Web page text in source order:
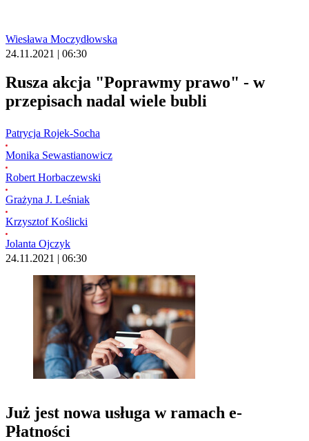
Wiesława Moczydłowska
24.11.2021 | 06:30
Rusza akcja "Poprawmy prawo" - w
przepisach nadal wiele bubli
Patrycja Rojek-Socha
Monika Sewastianowicz
Robert Horbaczewski
Grażyna J. Leśniak
Krzysztof Koślicki
Jolanta Ojczyk
24.11.2021 | 06:30
Już jest nowa usługa w ramach e-
Płatności